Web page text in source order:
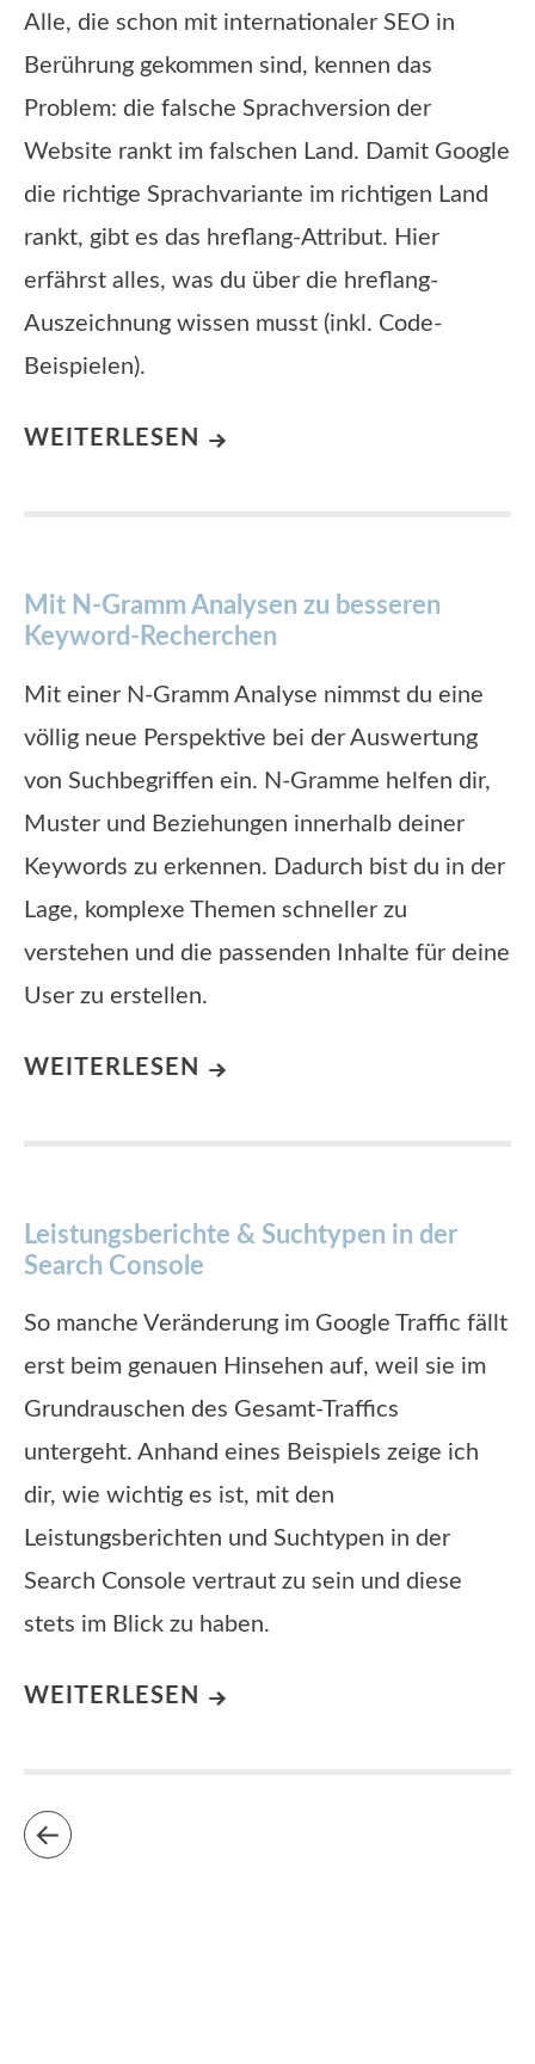
Alle, die schon mit internationaler SEO in
Berührung gekommen sind, kennen das
Problem: die falsche Sprachversion der
Website rankt im falschen Land. Damit Google
die richtige Sprachvariante im richtigen Land
rankt, gibt es das hreflang-Attribut. Hier
erfährst alles, was du über die hreflang-
Auszeichnung wissen musst (inkl. Code-
Beispielen).
WEITERLESEN
Mit N-Gramm Analysen zu besseren
Keyword-Recherchen
Mit einer N-Gramm Analyse nimmst du eine
völlig neue Perspektive bei der Auswertung
von Suchbegriffen ein. N-Gramme helfen dir,
Muster und Beziehungen innerhalb deiner
Keywords zu erkennen. Dadurch bist du in der
Lage, komplexe Themen schneller zu
verstehen und die passenden Inhalte für deine
User zu erstellen.
WEITERLESEN
Leistungsberichte & Suchtypen in der
Search Console
So manche Veränderung im Google Traffic fällt
erst beim genauen Hinsehen auf, weil sie im
Grundrauschen des Gesamt-Traffics
untergeht. Anhand eines Beispiels zeige ich
dir, wie wichtig es ist, mit den
Leistungsberichten und Suchtypen in der
Search Console vertraut zu sein und diese
stets im Blick zu haben.
WEITERLESEN